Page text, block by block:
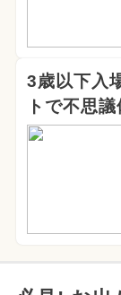
3歳以下入
トで不思